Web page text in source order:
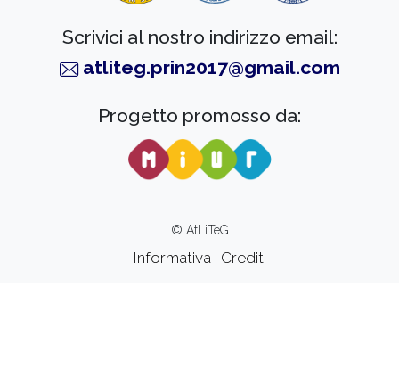
Scrivici al nostro indirizzo email:
atliteg.prin2017@gmail.com
Progetto promosso da:
© AtLiTeG
Informativa| Crediti